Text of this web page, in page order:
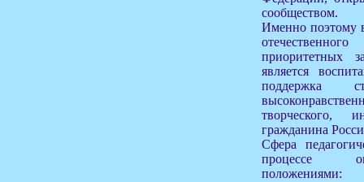
сообществом.
Именно поэтому
приоритетных
является
поддержка
творческого,
гражданина
Сфера
процессе
положениями: